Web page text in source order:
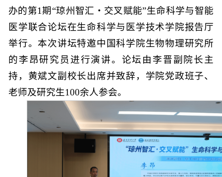
办的第1期“琼州智汇・交叉赋能”生命科学与智能
医学联合论坛在生命科学与医学技术学院报告厅
举行。本次讲坛特邀中国科学院生物物理研究所
的李昂研究员进行演讲。论坛由李晋副院长主
持，黄斌文副校长出席并致辞，学院党政班子、
老师及研究生100余人参会。